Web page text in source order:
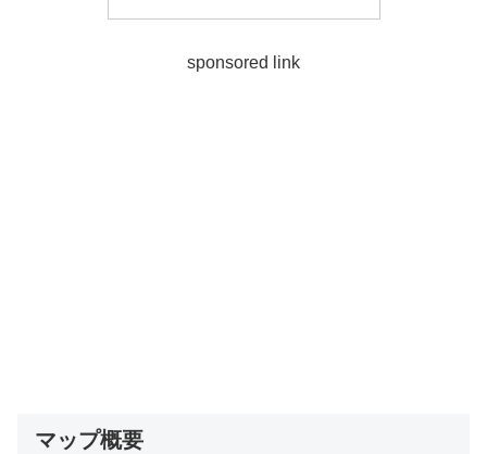
sponsored link
マップ概要